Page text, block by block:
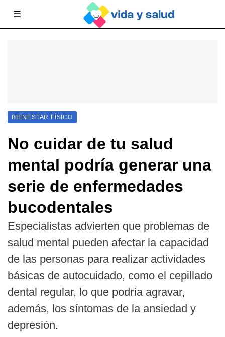
☰
BIENESTAR FÍSICO
No cuidar de tu salud
mental podría generar una
serie de enfermedades
bucodentales
Especialistas advierten que problemas de
salud mental pueden afectar la capacidad
de las personas para realizar actividades
básicas de autocuidado, como el cepillado
dental regular, lo que podría agravar,
además, los síntomas de la ansiedad y
depresión.